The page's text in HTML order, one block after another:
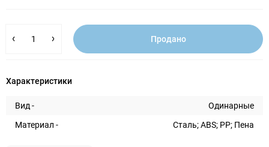
Продано
Характеристики
Вид -
Одинарные
Материал -
Сталь; ABS; PP; Пена